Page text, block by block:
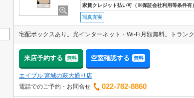
家賃クレジット払い可（※保証会社利用等条件有）
写真充実
来店予約する 無料 空室確認する 無料
エイブル 宮城の萩大通り店
電話でのご予約・お問合せ
022-782-8860